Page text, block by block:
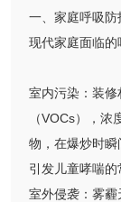
一、家庭呼吸防
现代家庭面临的
室内污染：装
（VOCs），
物，在爆炒时
引发儿童哮喘的
室外侵袭：雾霾